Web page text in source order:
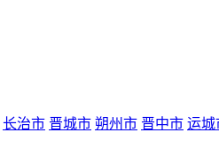
长治市 晋城市 朔州市 晋中市 运城